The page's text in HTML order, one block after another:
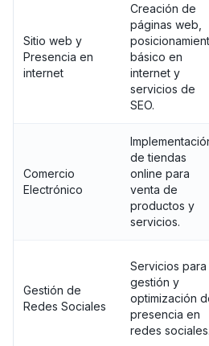
Sitio web y
Presencia en
internet
Creación de
páginas web,
básico en
internet y
servicios de
SEO.
Comercio
Electrónico
de tiendas
online para
venta de
productos y
servicios.
Gestión de
Redes Sociales
Servicios para
gestión y
optimización
presencia en
redes sociales.